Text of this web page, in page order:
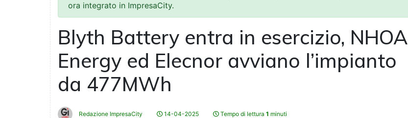
ora integrato in ImpresaCity.
Blyth Battery entra in esercizio, NHOA
Energy ed Elecnor avviano l’impianto
da 477MWh
Redazione ImpresaCity 14-04-2025 Tempo di lettura 1 minuti